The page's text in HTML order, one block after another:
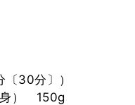
30分〕）
身） 150g